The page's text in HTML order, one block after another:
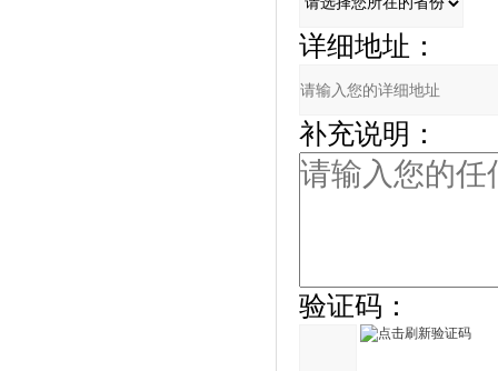
详细地址：
补充说明：
验证码：